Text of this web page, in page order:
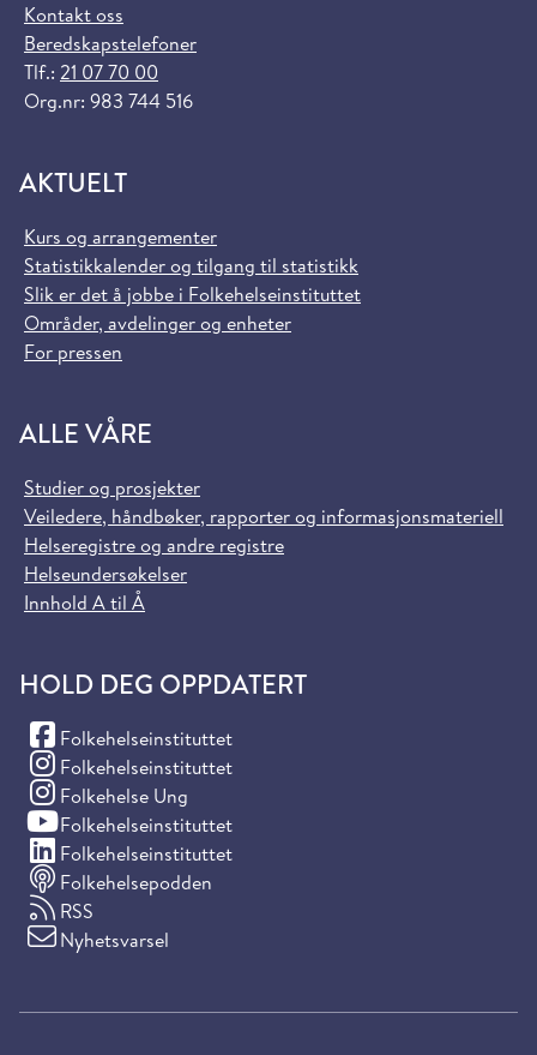
Kontakt oss
Beredskapstelefoner
Tlf.: 21 07 70 00
Org.nr: 983 744 516
AKTUELT
Kurs og arrangementer
Statistikkalender og tilgang til statistikk
Slik er det å jobbe i Folkehelseinstituttet
Områder, avdelinger og enheter
For pressen
ALLE VÅRE
Studier og prosjekter
Veiledere, håndbøker, rapporter og informasjonsmateriell
Helseregistre og andre registre
Helseundersøkelser
Innhold A til Å
HOLD DEG OPPDATERT
Folkehelseinstituttet
(Facebook)
Folkehelseinstituttet
(Instagram)
Folkehelse Ung
(Instagram)
Folkehelseinstituttet
(YouTube)
Folkehelseinstituttet
(LinkedIn)
Folkehelsepodden
RSS
Nyhetsvarsel